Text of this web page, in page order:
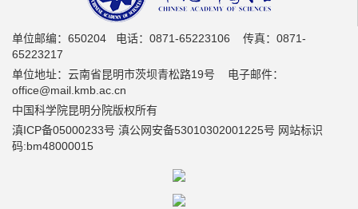
单位邮编：650204 电话：0871-65223106 传真：0871-
65223217
单位地址：云南省昆明市茨坝青松路19号 电子邮件：
office@mail.kmb.ac.cn
中国科学院昆明分院版权所有
滇ICP备05000233号 滇公网安备53010302001225号 网站标识
码:bm48000015